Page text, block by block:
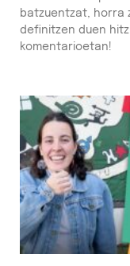
batzuentzat, horra
definitzen duen hitz
komentarioetan!